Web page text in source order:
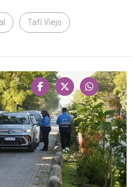
Tafí Viejo